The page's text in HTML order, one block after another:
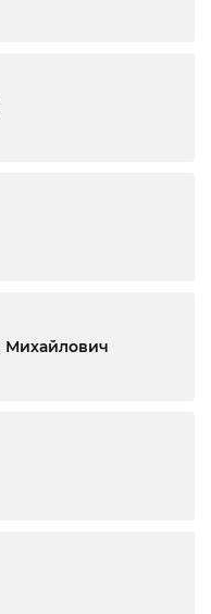
Михайлов Алексей Михайлович